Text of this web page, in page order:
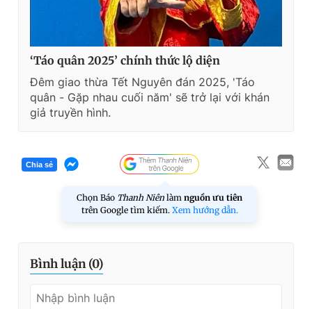
‘Táo quân 2025’ chính thức lộ diện
Đêm giao thừa Tết Nguyên đán 2025, 'Táo
quân - Gặp nhau cuối năm' sẽ trở lại với khán
giả truyền hình.
Chia sẻ
Chọn Báo Thanh Niên làm nguồn ưu tiên
trên Google tìm kiếm. Xem hướng dẫn.
Bình luận (0)